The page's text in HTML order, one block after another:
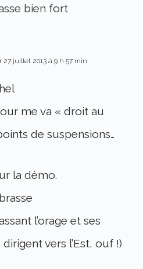
bien fort
27 juillet 2013 à 9 h 57 min
me va « droit au
de suspensions…
la démo.
l’orage et ses
vers l’Est, ouf !)